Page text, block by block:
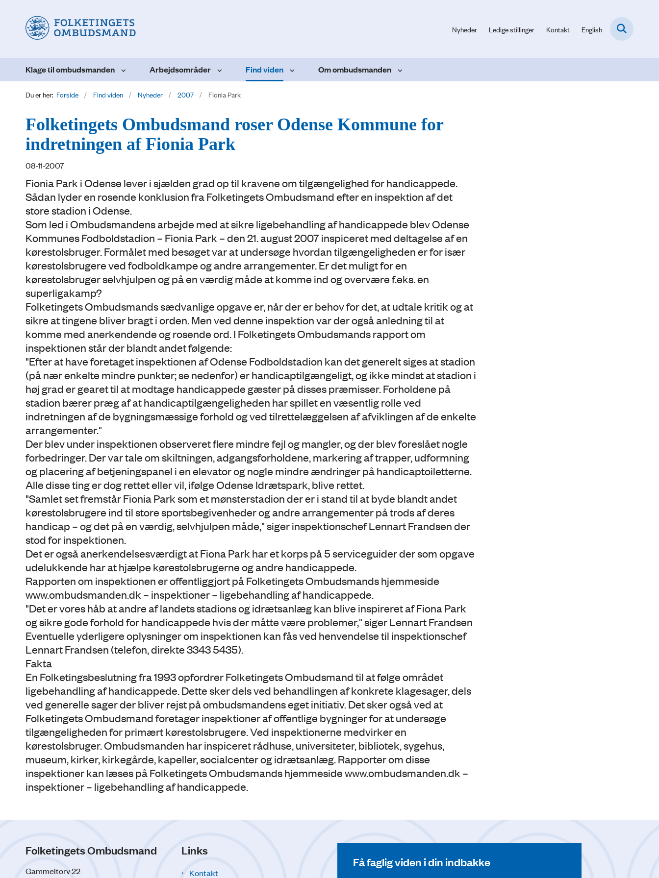
Nyheder Ledige stillinger Kontakt English
Klage til ombudsmanden Arbejdsområder Find viden Om ombudsmanden
Du er her: Forside Find viden Nyheder 2007 Fionia Park
Folketingets Ombudsmand roser Odense Kommune for
indretningen af Fionia Park
08-11-2007
Fionia Park i Odense lever i sjælden grad op til kravene om tilgængelighed for handicappede.
Sådan lyder en rosende konklusion fra Folketingets Ombudsmand efter en inspektion af det
store stadion i Odense.
Som led i Ombudsmandens arbejde med at sikre ligebehandling af handicappede blev Odense
Kommunes Fodboldstadion – Fionia Park – den 21. august 2007 inspiceret med deltagelse af en
kørestolsbruger. Formålet med besøget var at undersøge hvordan tilgængeligheden er for især
kørestolsbrugere ved fodboldkampe og andre arrangementer. Er det muligt for en
kørestolsbruger selvhjulpen og på en værdig måde at komme ind og overvære f.eks. en
superligakamp?
Folketingets Ombudsmands sædvanlige opgave er, når der er behov for det, at udtale kritik og at
sikre at tingene bliver bragt i orden. Men ved denne inspektion var der også anledning til at
komme med anerkendende og rosende ord. I Folketingets Ombudsmands rapport om
inspektionen står der blandt andet følgende:
"Efter at have foretaget inspektionen af Odense Fodboldstadion kan det generelt siges at stadion
(på nær enkelte mindre punkter; se nedenfor) er handicaptilgængeligt, og ikke mindst at stadion i
høj grad er gearet til at modtage handicappede gæster på disses præmisser. Forholdene på
stadion bærer præg af at handicaptilgængeligheden har spillet en væsentlig rolle ved
indretningen af de bygningsmæssige forhold og ved tilrettelæggelsen af afviklingen af de enkelte
arrangementer."
Der blev under inspektionen observeret flere mindre fejl og mangler, og der blev foreslået nogle
forbedringer. Der var tale om skiltningen, adgangsforholdene, markering af trapper, udformning
og placering af betjeningspanel i en elevator og nogle mindre ændringer på handicaptoiletterne.
Alle disse ting er dog rettet eller vil, ifølge Odense Idrætspark, blive rettet.
"Samlet set fremstår Fionia Park som et mønsterstadion der er i stand til at byde blandt andet
kørestolsbrugere ind til store sportsbegivenheder og andre arrangementer på trods af deres
handicap – og det på en værdig, selvhjulpen måde," siger inspektionschef Lennart Frandsen der
stod for inspektionen.
Det er også anerkendelsesværdigt at Fiona Park har et korps på 5 serviceguider der som opgave
udelukkende har at hjælpe kørestolsbrugerne og andre handicappede.
Rapporten om inspektionen er offentliggjort på Folketingets Ombudsmands hjemmeside
www.ombudsmanden.dk – inspektioner – ligebehandling af handicappede.
"Det er vores håb at andre af landets stadions og idrætsanlæg kan blive inspireret af Fiona Park
og sikre gode forhold for handicappede hvis der måtte være problemer," siger Lennart Frandsen
Eventuelle yderligere oplysninger om inspektionen kan fås ved henvendelse til inspektionschef
Lennart Frandsen (telefon, direkte 3343 5435).
Fakta
En Folketingsbeslutning fra 1993 opfordrer Folketingets Ombudsmand til at følge området
ligebehandling af handicappede. Dette sker dels ved behandlingen af konkrete klagesager, dels
ved generelle sager der bliver rejst på ombudsmandens eget initiativ. Det sker også ved at
Folketingets Ombudsmand foretager inspektioner af offentlige bygninger for at undersøge
tilgængeligheden for primært kørestolsbrugere. Ved inspektionerne medvirker en
kørestolsbruger. Ombudsmanden har inspiceret rådhuse, universiteter, bibliotek, sygehus,
museum, kirker, kirkegårde, kapeller, socialcenter og idrætsanlæg. Rapporter om disse
inspektioner kan læses på Folketingets Ombudsmands hjemmeside www.ombudsmanden.dk –
inspektioner – ligebehandling af handicappede.
Folketingets Ombudsmand
Gammeltorv 22
Links
Kontakt
Få faglig viden i din indbakke